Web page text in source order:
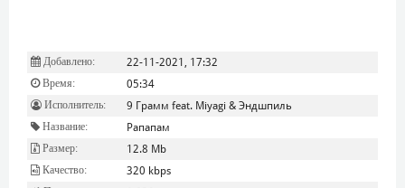
Добавлено: 22-11-2021, 17:32
Время: 05:34
Исполнитель: 9 Грамм feat. Miyagi & Эндшпиль
Название: Рапапам
Размер: 12.8 Mb
Качество: 320 kbps